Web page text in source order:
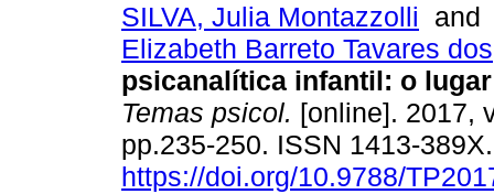
SILVA, Julia Montazzolli
Elizabeth Barreto Tavares dos
psicanalítica infantil: o
Temas psicol. [online]. 2017,
pp.235-250. ISSN 1413-
https://doi.org/10.9788/